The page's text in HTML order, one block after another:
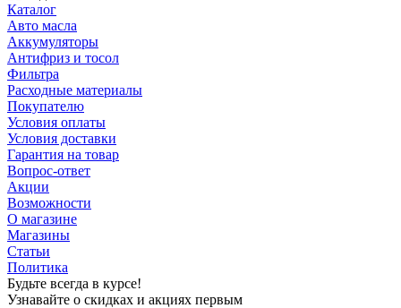
Каталог
Авто масла
Аккумуляторы
Антифриз и тосол
Фильтра
Расходные материалы
Покупателю
Условия оплаты
Условия доставки
Гарантия на товар
Вопрос-ответ
Акции
Возможности
О магазине
Магазины
Статьи
Политика
Будьте всегда в курсе!
Узнавайте о скидках и акциях первым